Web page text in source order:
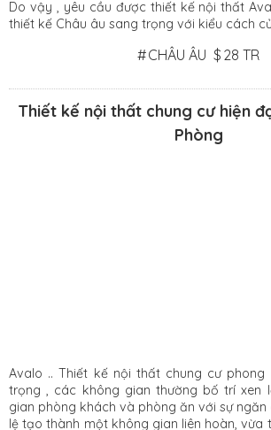
Do vậy , yêu cầu được thiết kế nội thất
thiết kế Châu âu sang trọng với kiểu cách
#CHÂU ÂU $ 28 TR
Thiết kế nội thất chung cư hiện
Phòng
Avalo .. Thiết kế nội thất chung cư phong
trọng , các không gian thường bố trí xen
gian phòng khách và phòng ăn với sự
lệ tạo thành một không gian liên hoàn, vừa